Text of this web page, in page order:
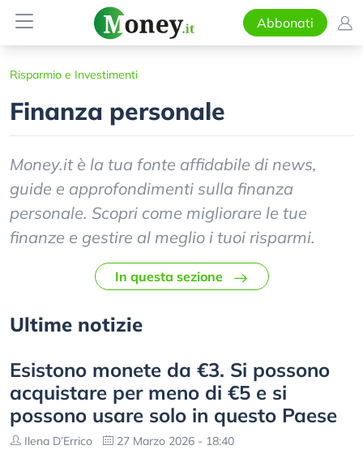
Abbonati
Risparmio e Investimenti
Finanza personale
Money.it è la tua fonte affidabile di news,
guide e approfondimenti sulla finanza
personale. Scopri come migliorare le tue
finanze e gestire al meglio i tuoi risparmi.
In questa sezione
Ultime notizie
Esistono monete da €3. Si possono
acquistare per meno di €5 e si
possono usare solo in questo Paese
Ilena D’Errico 27 Marzo 2026 - 18:40